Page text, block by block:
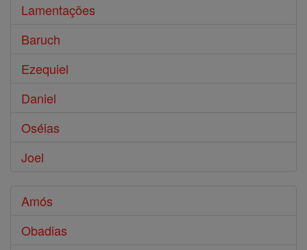
Lamentações
Baruch
Ezequiel
Daniel
Oséias
Joel
Amós
Obadias